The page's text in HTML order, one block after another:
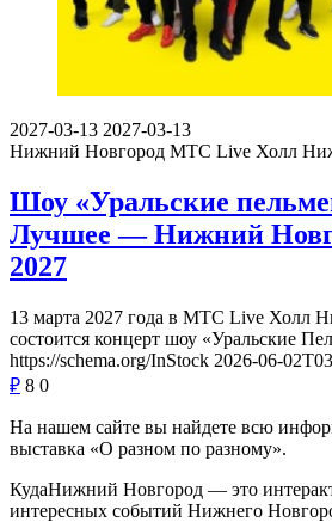
2027-03-13 2027-03-13
Нижний Новгород МТС Live Холл
Шоу «Уральские
Лучшее — Нижний
2027
13 марта 2027 года в МТС Live Холл
состоится концерт шоу «Уральские
https://schema.org/InStock 2026-06-
₽ 8 0
На нашем сайте вы найдете всю
выставка «О разном по разному».
КудаНижний Новгород — это
интересных событий Нижнего